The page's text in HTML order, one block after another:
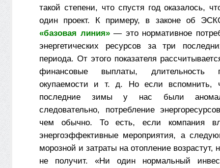
такой степени, что спустя год оказалось,
один проект. К примеру, в законе об
«базовая линия» — это нормативное
энергетических ресурсов за три
периода. От этого показателя
финансовые выплаты, длительность
окупаемости и т. д. Но если вспомнить,
последние зимы у нас были
следовательно, потребление
чем обычно. То есть, если компания
энергоэффективные мероприятия, а
морозной и затраты на отопление возрастут,
не получит. «Ни один нормальный